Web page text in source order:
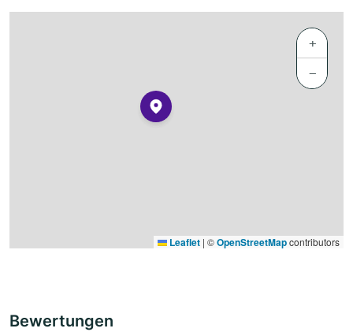
+
−
Leaflet | ©OpenStreetMapcontributors
Bewertungen